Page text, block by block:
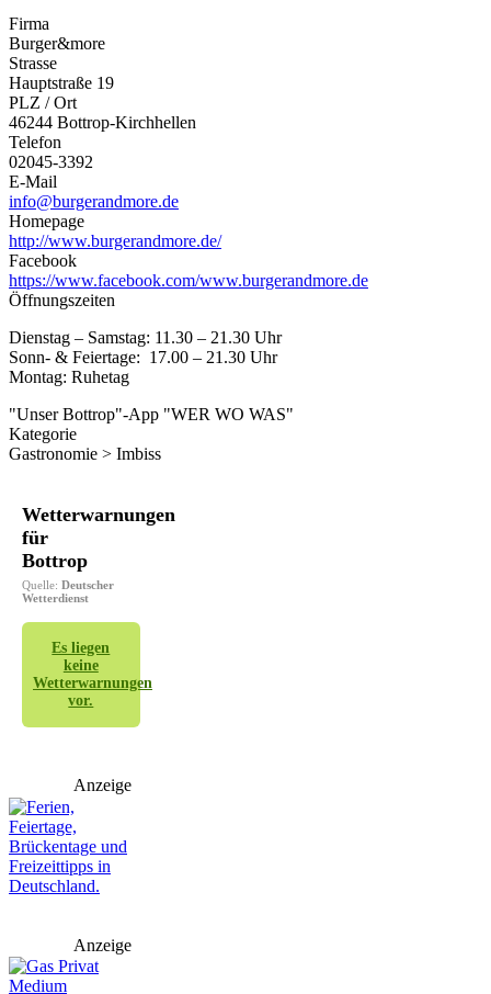
Firma
Burger&more
Strasse
Hauptstraße 19
PLZ / Ort
46244 Bottrop-Kirchhellen
Telefon
02045-3392
E-Mail
info@burgerandmore.de
Homepage
http://www.burgerandmore.de/
Facebook
https://www.facebook.com/www.burgerandmore.de
Öffnungszeiten
Dienstag – Samstag: 11.30 – 21.30 Uhr
Sonn- & Feiertage: 17.00 – 21.30 Uhr
Montag: Ruhetag
"Unser Bottrop"-App "WER WO WAS"
Kategorie
Gastronomie > Imbiss
Wetterwarnungen
für
Bottrop
Quelle: Deutscher
Wetterdienst
Es liegen
keine
Wetterwarnungen
vor.
Anzeige
Anzeige